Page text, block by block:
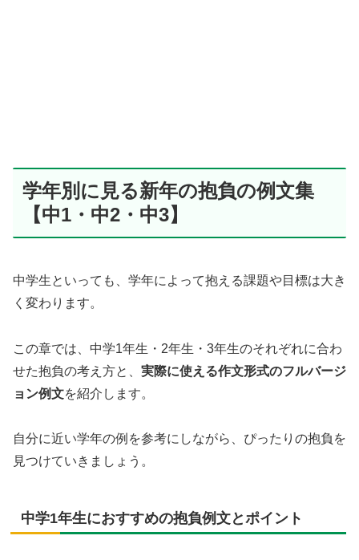
学年別に見る新年の抱負の例文集
【中1・中2・中3】
中学生といっても、学年によって抱える課題や目標は大き
く変わります。
この章では、中学1年生・2年生・3年生のそれぞれに合わ
せた抱負の考え方と、 実際に使える作文形式のフルバージ
ョン例文を紹介します。
自分に近い学年の例を参考にしながら、ぴったりの抱負を
見つけていきましょう。
中学1年生におすすめの抱負例文とポイント